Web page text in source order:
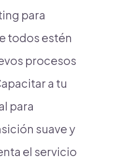
para
todos estén
procesos
a tu
para
suave y
el servicio